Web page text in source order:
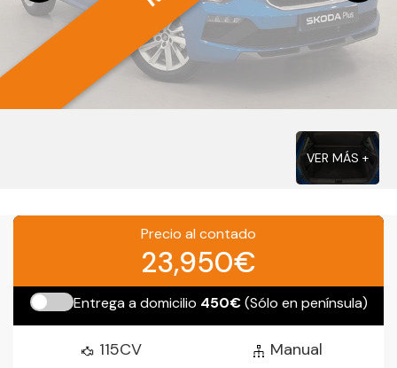
VER MÁS +
Precio al contado
23,950€
Entrega a domicilio 450€(Sólo en península)
115CV
Manual